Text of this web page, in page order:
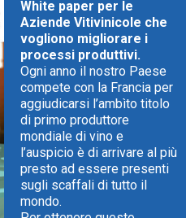
White paper per le
Aziende Vitivinicole che
vogliono migliorare i
processi produttivi.
Ogni anno il nostro Paese
compete con la Francia per
aggiudicarsi l’ambìto titolo
di primo produttore
mondiale di vino e
l’auspicio è di arrivare al più
presto ad essere presenti
sugli scaffali di tutto il
mondo.